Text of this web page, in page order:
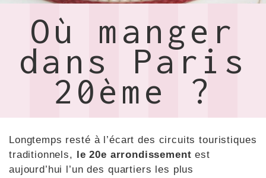
Où manger
dans Paris
20ème ?
Longtemps resté à l’écart des circuits touristiques
traditionnels,
le 20e arrondissementest
aujourd’hui l’un des quartiers les plus